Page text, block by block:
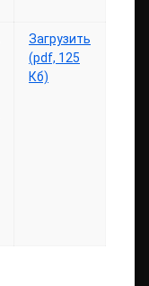
Загрузить
(pdf, 125
Кб)